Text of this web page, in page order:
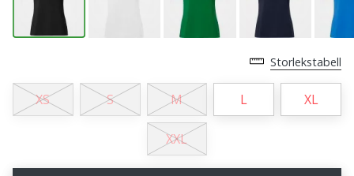
3 min. läsning
Weplayvolleyball
program
Har
Storlekstabell
XS S M L XL
XXL